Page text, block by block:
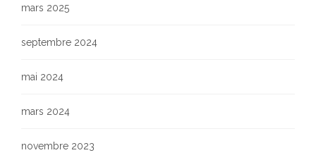
mars 2025
septembre 2024
mai 2024
mars 2024
novembre 2023